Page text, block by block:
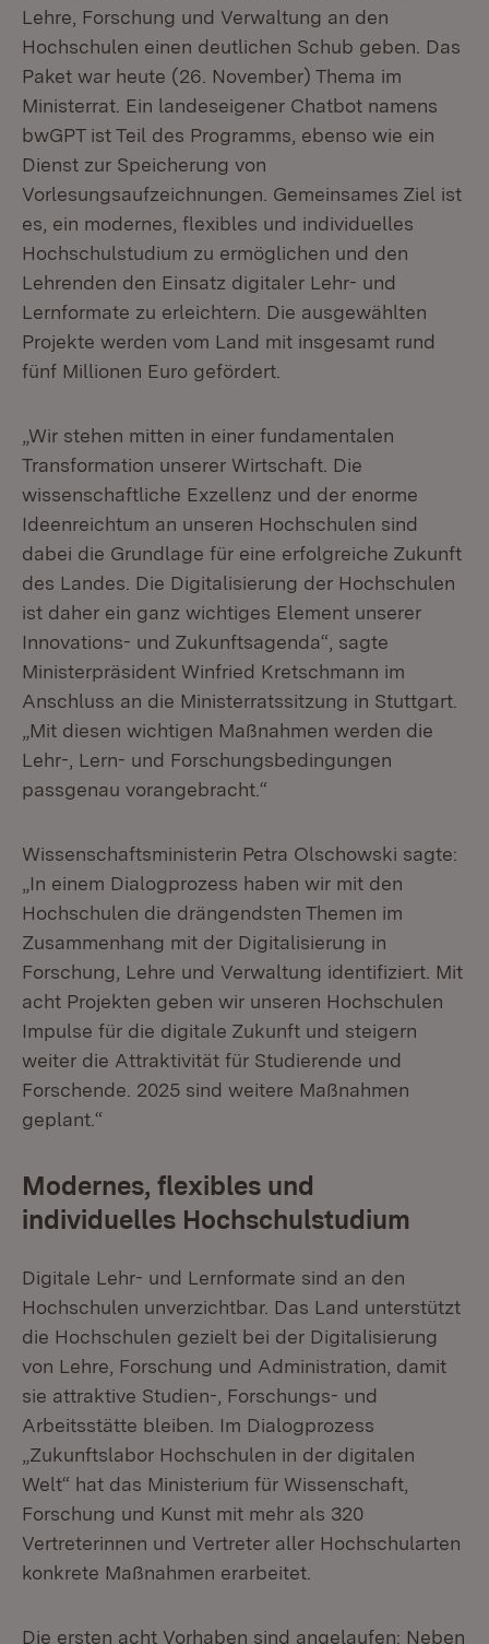
Lehre, Forschung und Verwaltung an den
Hochschulen einen deutlichen Schub geben. Das
Paket war heute (26. November) Thema im
Ministerrat. Ein landeseigener Chatbot namens
bwGPT ist Teil des Programms, ebenso wie ein
Dienst zur Speicherung von
Vorlesungsaufzeichnungen. Gemeinsames Ziel ist
es, ein modernes, flexibles und individuelles
Hochschulstudium zu ermöglichen und den
Lehrenden den Einsatz digitaler Lehr- und
Lernformate zu erleichtern. Die ausgewählten
Projekte werden vom Land mit insgesamt rund
fünf Millionen Euro gefördert.
„Wir stehen mitten in einer fundamentalen
Transformation unserer Wirtschaft. Die
wissenschaftliche Exzellenz und der enorme
Ideenreichtum an unseren Hochschulen sind
dabei die Grundlage für eine erfolgreiche Zukunft
des Landes. Die Digitalisierung der Hochschulen
ist daher ein ganz wichtiges Element unserer
Innovations- und Zukunftsagenda“, sagte
Ministerpräsident Winfried Kretschmann im
Anschluss an die Ministerratssitzung in Stuttgart.
„Mit diesen wichtigen Maßnahmen werden die
Lehr-, Lern- und Forschungsbedingungen
passgenau vorangebracht.“
Wissenschaftsministerin Petra Olschowski sagte:
„In einem Dialogprozess haben wir mit den
Hochschulen die drängendsten Themen im
Zusammenhang mit der Digitalisierung in
Forschung, Lehre und Verwaltung identifiziert. Mit
acht Projekten geben wir unseren Hochschulen
Impulse für die digitale Zukunft und steigern
weiter die Attraktivität für Studierende und
Forschende. 2025 sind weitere Maßnahmen
geplant.“
Modernes, flexibles und
individuelles Hochschulstudium
Digitale Lehr- und Lernformate sind an den
Hochschulen unverzichtbar. Das Land unterstützt
die Hochschulen gezielt bei der Digitalisierung
von Lehre, Forschung und Administration, damit
sie attraktive Studien-, Forschungs- und
Arbeitsstätte bleiben. Im Dialogprozess
„Zukunftslabor Hochschulen in der digitalen
Welt“ hat das Ministerium für Wissenschaft,
Forschung und Kunst mit mehr als 320
Vertreterinnen und Vertreter aller Hochschularten
konkrete Maßnahmen erarbeitet.
Die ersten acht Vorhaben sind angelaufen: Neben